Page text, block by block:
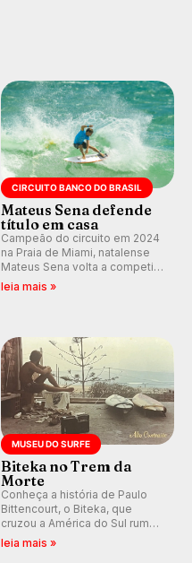
CIRCUITO BANCO DO BRASIL
Mateus Sena defende
título em casa
Campeão do circuito em 2024
na Praia de Miami, natalense
Mateus Sena volta a competir
em casa em busca de manter a
leia mais »
MUSEU DO SURFE
Biteka no Trem da
Morte
Conheça a história de Paulo
Bittencourt, o Biteka, que
cruzou a América do Sul rumo
ao Pacífico em uma jornada
leia mais »